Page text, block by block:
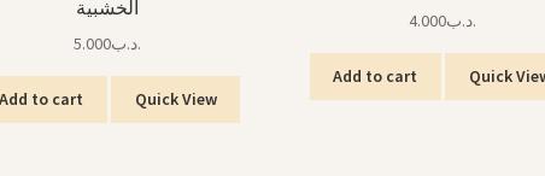
الخشبية
.د.ب5.000
Add to cart Quick View
.د.ب4.000
Add to cart Quick